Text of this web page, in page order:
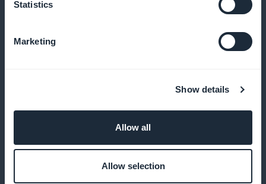
Statistics
Marketing
Show details
Allow all
Allow selection
det här fallet byggs iOS-versionen av din app och
skickas in av vårt team, under ditt Apple Developer
Account. Vårt team utför en genomgående
riktlinjerna.
innan
inom 72 arbetstimmar.